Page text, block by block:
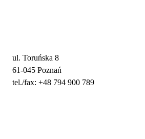
ul. Toruńska 8
61-045 Poznań
tel./fax: +48 794 900 789